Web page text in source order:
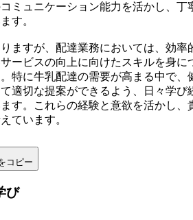
ミュニケーション能力を活かし、丁
す。
ますが、配達業務においては、効率
ービスの向上に向けたスキルを身に
特に牛乳配達の需要が高まる中で、
適切な提案ができるよう、日々学び
す。これらの経験と意欲を活かし、
ています。
コピー
び